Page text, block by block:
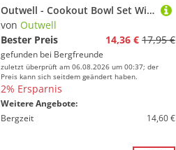
Outwell - Cookout Bowl Set With Lids - Essensaufbewahrung grau
von Outwell
Bester Preis
14,36 € 17,95 €
gefunden bei Bergfreunde
zuletzt überprüft am 06.08.2026 um 00:37; der
Preis kann sich seitdem geändert haben.
2% Ersparnis
Weitere Angebote:
Bergzeit
14,60 €